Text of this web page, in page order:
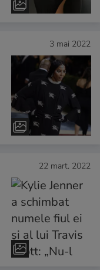
3 mai 2022
22 mart. 2022